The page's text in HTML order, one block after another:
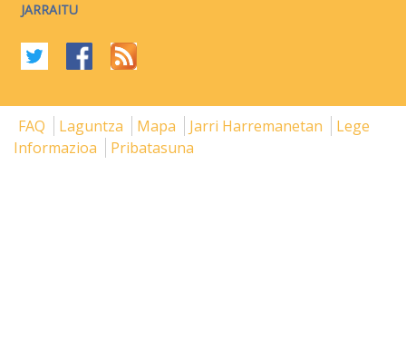
JARRAITU
FAQ Laguntza Mapa Jarri Harremanetan
Lege
Informazioa
Pribatasuna